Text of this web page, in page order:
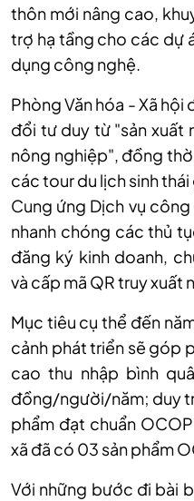
thôn mới nâng cao,
trợ hạ tầng cho các dự
dụng công nghệ.
Phòng Văn hóa - Xã hội
đổi tư duy từ "sản xuất
nông nghiệp", đồng
các tour du lịch sinh thái
Cung ứng Dịch vụ công
nhanh chóng các thủ
đăng ký kinh doanh, ch
và cấp mã QR truy xuất
Mục tiêu cụ thể đến
cảnh phát triển sẽ góp
cao thu nhập bình
đồng/người/năm; duy
phẩm đạt chuẩn
xã đã có 03 sản phẩm
Với những bước đi bài b